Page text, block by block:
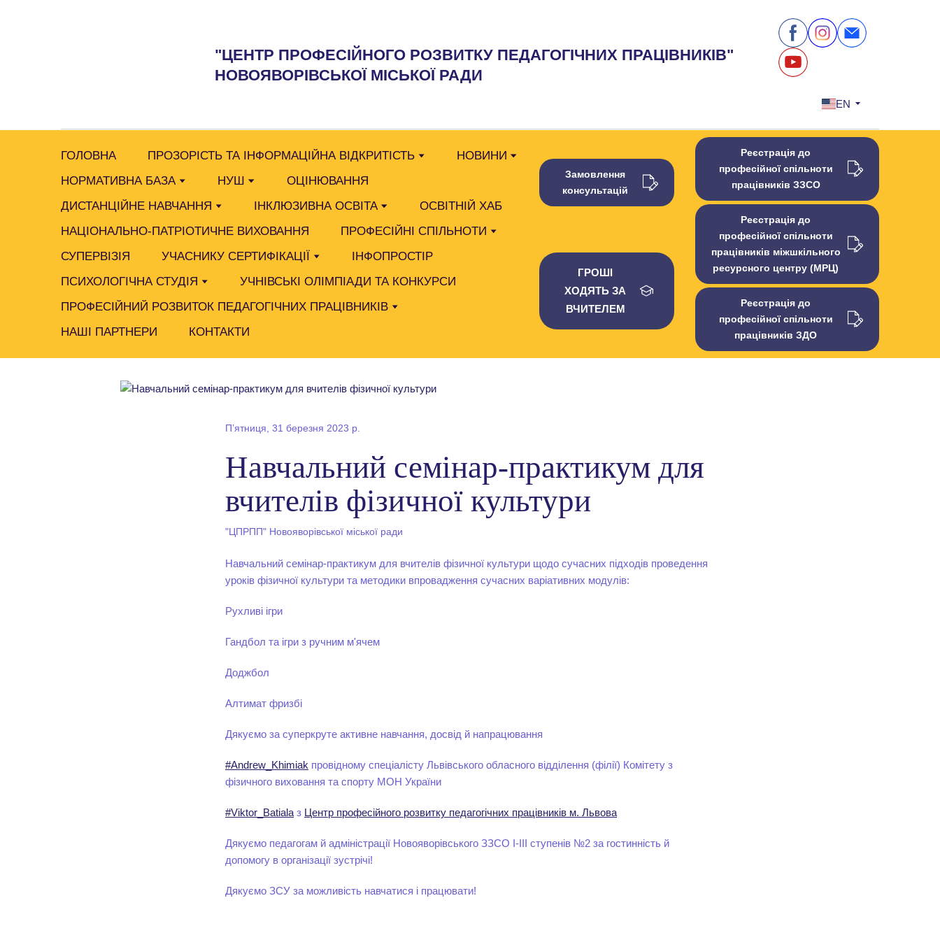
"ЦЕНТР ПРОФЕСІЙНОГО РОЗВИТКУ ПЕДАГОГІЧНИХ ПРАЦІВНИКІВ"
НОВОЯВОРІВСЬКОЇ МІСЬКОЇ РАДИ
EN
ГОЛОВНА ПРОЗОРІСТЬ ТА ІНФОРМАЦІЙНА ВІДКРИТІСТЬ
НОВИНИ
НОРМАТИВНА БАЗА
НУШ
ОЦІНЮВАННЯ
ДИСТАНЦІЙНЕ НАВЧАННЯ
ІНКЛЮЗИВНА ОСВІТА
ОСВІТНІЙ ХАБ
НАЦІОНАЛЬНО-ПАТРІОТИЧНЕ ВИХОВАННЯ
ПРОФЕСІЙНІ СПІЛЬНОТИ
СУПЕРВІЗІЯ
УЧАСНИКУ СЕРТИФІКАЦІЇ
ІНФОПРОСТІР
ПСИХОЛОГІЧНА СТУДІЯ
УЧНІВСЬКІ ОЛІМПІАДИ ТА КОНКУРСИ
ПРОФЕСІЙНИЙ РОЗВИТОК ПЕДАГОГІЧНИХ ПРАЦІВНИКІВ
НАШІ ПАРТНЕРИ
КОНТАКТИ
Замовлення
консультацій
ГРОШІ
ХОДЯТЬ ЗА
ВЧИТЕЛЕМ
Реєстрація до
професійної спільноти
працівників ЗЗСО
Реєстрація до
професійної спільноти
працівників міжшкільного
ресурсного центру (МРЦ)
Реєстрація до
професійної спільноти
працівників ЗДО
Пʼятниця, 31 березня 2023 р.
Навчальний семінар-практикум для
вчителів фізичної культури
"ЦПРПП" Новояворівської міської ради
Навчальний семінар-практикум для вчителів фізичної культури щодо сучасних підходів проведення
уроків фізичної культури та методики впровадження сучасних варіативних модулів:
Рухливі ігри
Гандбол та ігри з ручним м'ячем
Доджбол
Алтимат фризбі
Дякуємо за суперкруте активне навчання, досвід й напрацювання
#Andrew_Khimiak провідному спеціалісту Львівського обласного відділення (філії) Комітету з
фізичного виховання та спорту МОН України
#Viktor_Batiala з Центр професійного розвитку педагогічних працівників м. Львова
Дякуємо педагогам й адміністрації Новояворівського ЗЗСО І-ІІІ ступенів №2 за гостинність й
допомогу в організації зустрічі!
Дякуємо ЗСУ за можливість навчатися і працювати!